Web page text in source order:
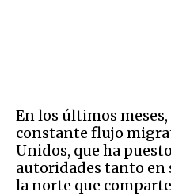
En los últimos
constante flujo
Unidos, que ha
autoridades tanto en
la norte que